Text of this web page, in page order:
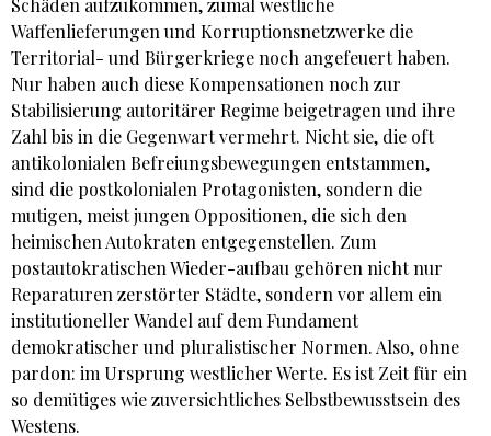
Schäden aufzukommen, zumal westliche
Waffenlieferungen und Korruptionsnetzwerke die
Territorial- und Bürgerkriege noch angefeuert haben.
Nur haben auch diese Kompensationen noch zur
Stabilisierung autoritärer Regime beigetragen und ihre
Zahl bis in die Gegenwart vermehrt. Nicht sie, die oft
antikolonialen Befreiungsbewegungen entstammen,
sind die postkolonialen Protagonisten, sondern die
mutigen, meist jungen Oppositionen, die sich den
heimischen Autokraten entgegenstellen. Zum
postautokratischen Wieder-aufbau gehören nicht nur
Reparaturen zerstörter Städte, sondern vor allem ein
institutioneller Wandel auf dem Fundament
demokratischer und pluralistischer Normen. Also, ohne
pardon: im Ursprung westlicher Werte. Es ist Zeit für ein
so demütiges wie zuversichtliches Selbstbewusstsein des
Westens.